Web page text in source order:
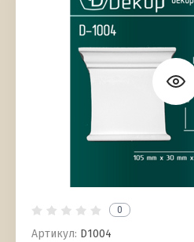
0
Артикул: D1004